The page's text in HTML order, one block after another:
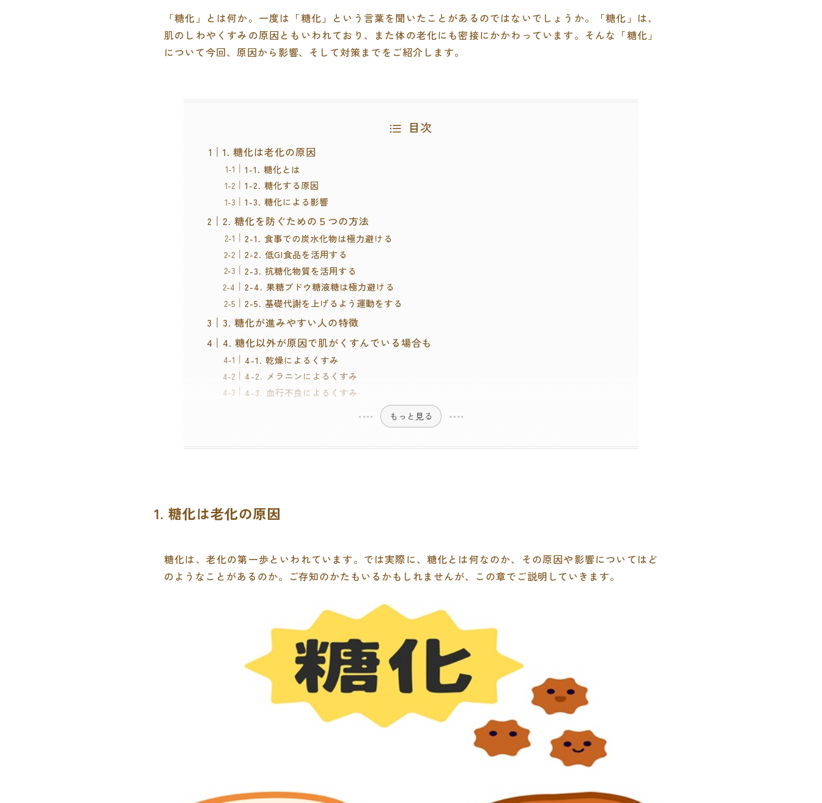
「糖化」とは何か。一度は「糖化」という言葉を聞いたことがあるのではないでしょうか。「糖化」は、
肌のしわやくすみの原因ともいわれており、また体の老化にも密接にかかわっています。そんな「糖化」
について今回、原因から影響、そして対策までをご紹介します。
目次
1. 糖化は老化の原因
1-1. 糖化とは
1-2. 糖化する原因
1-3. 糖化による影響
2. 糖化を防ぐための５つの方法
2-1. 食事での炭水化物は極力避ける
2-2. 低GI食品を活用する
2-3. 抗糖化物質を活用する
2-4. 果糖ブドウ糖液糖は極力避ける
2-5. 基礎代謝を上げるよう運動をする
3. 糖化が進みやすい人の特徴
4. 糖化以外が原因で肌がくすんでいる場合も
4-1. 乾燥によるくすみ
4-2. メラニンによるくすみ
4-3. 血行不良によるくすみ
もっと見る
1. 糖化は老化の原因
糖化は、老化の第一歩といわれています。では実際に、糖化とは何なのか、その原因や影響についてはど
のようなことがあるのか。ご存知のかたもいるかもしれませんが、この章でご説明していきます。